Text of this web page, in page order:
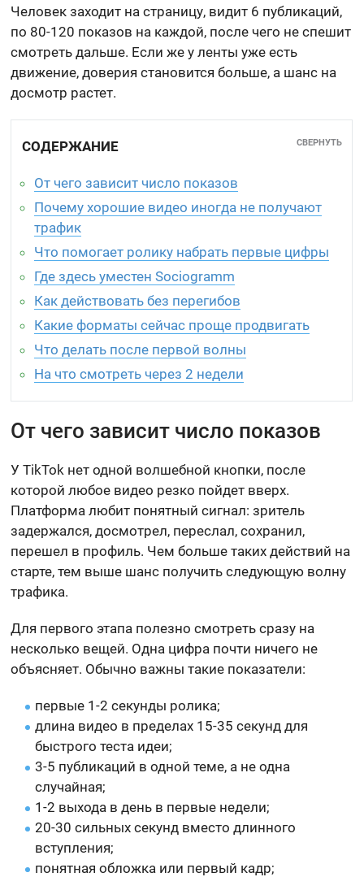
Человек заходит на страницу, видит 6 публикаций,
по 80-120 показов на каждой, после чего не спешит
смотреть дальше. Если же у ленты уже есть
движение, доверия становится больше, а шанс на
досмотр растет.
СОДЕРЖАНИЕ СВЕРНУТЬ
От чего зависит число показов
Почему хорошие видео иногда не получают
трафик
Что помогает ролику набрать первые цифры
Где здесь уместен Sociogramm
Как действовать без перегибов
Какие форматы сейчас проще продвигать
Что делать после первой волны
На что смотреть через 2 недели
От чего зависит число показов
У TikTok нет одной волшебной кнопки, после
которой любое видео резко пойдет вверх.
Платформа любит понятный сигнал: зритель
задержался, досмотрел, переслал, сохранил,
перешел в профиль. Чем больше таких действий на
старте, тем выше шанс получить следующую волну
трафика.
Для первого этапа полезно смотреть сразу на
несколько вещей. Одна цифра почти ничего не
объясняет. Обычно важны такие показатели:
первые 1-2 секунды ролика;
длина видео в пределах 15-35 секунд для
быстрого теста идеи;
3-5 публикаций в одной теме, а не одна
случайная;
1-2 выхода в день в первые недели;
20-30 сильных секунд вместо длинного
вступления;
понятная обложка или первый кадр;